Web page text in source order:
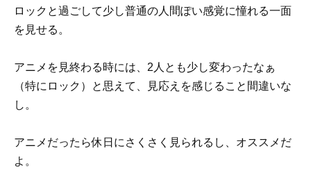
ロックと過ごして少し普通の人間ぽい感覚に憧れる一面
を見せる。
アニメを見終わる時には、2人とも少し変わったなぁ
（特にロック）と思えて、見応えを感じること間違いな
し。
アニメだったら休日にさくさく見られるし、オススメだ
よ。